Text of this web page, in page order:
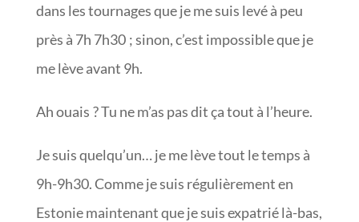
dans les tournages que je me suis levé à peu
près à 7h 7h30 ; sinon, c’est impossible que je
me lève avant 9h.
Ah ouais ? Tu ne m’as pas dit ça tout à l’heure.
Je suis quelqu’un… je me lève tout le temps à
9h-9h30. Comme je suis régulièrement en
Estonie maintenant que je suis expatrié là-bas,